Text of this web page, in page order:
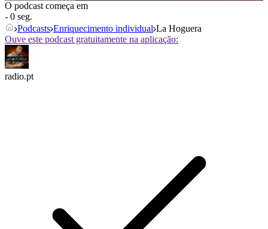
O podcast começa em
- 0 seg.
Podcasts Enriquecimento individual La Hoguera
Ouve este podcast gratuitamente na aplicação:
radio.pt